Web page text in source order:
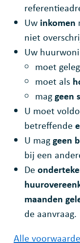
Uw inkomen
niet
Uw
moet
moet als
maggeen
U moet
betreffende
U maggeen
bij een
De
maanden
de aanvraag.
Alle